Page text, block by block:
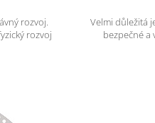
rozvoj.
rozvoj
Velmi důležitá
bezpečné a